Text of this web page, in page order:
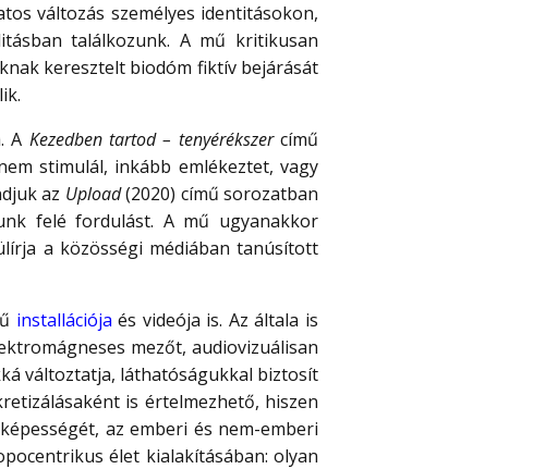
változás személyes identitásokon,
találkozunk. A mű kritikusan
keresztelt biodóm fiktív bejárását
A Kezedben tartod – tenyérékszercímű
stimulál, inkább emlékeztet, vagy
az Upload(2020) című sorozatban
felé fordulást. A mű ugyanakkor
a közösségi médiában tanúsított
installációja és videója is. Az általa is
mezőt, audiovizuálisan
változtatja, láthatóságukkal biztosít
is értelmezhető, hiszen
az emberi és nem-emberi
élet kialakításában: olyan